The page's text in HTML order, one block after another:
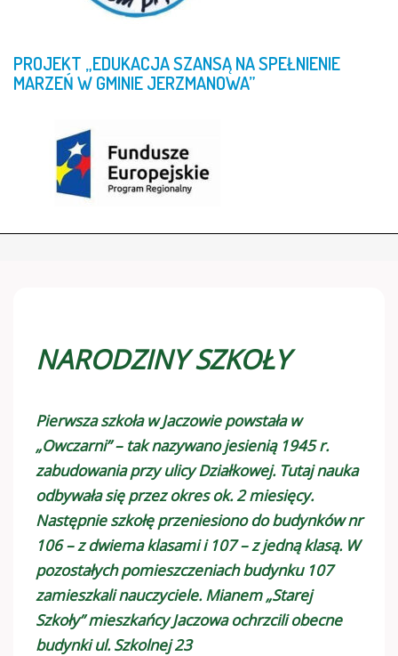
PROJEKT „EDUKACJASZANSĄNASPEŁNIENIE
MARZEŃWGMINIEJERZMANOWA”
NARODZINY SZKOŁY
Pierwsza szkoła w Jaczowie powstała w
„Owczarni” – tak nazywano jesienią 1945 r.
zabudowania przy ulicy Działkowej. Tutaj nauka
odbywała się przez okres ok. 2 miesięcy.
Następnie szkołę przeniesiono do budynków nr
106 – z dwiema klasami i 107 – z jedną klasą. W
pozostałych pomieszczeniach budynku 107
zamieszkali nauczyciele. Mianem „Starej
Szkoły” mieszkańcy Jaczowa ochrzcili obecne
budynki ul. Szkolnej 23